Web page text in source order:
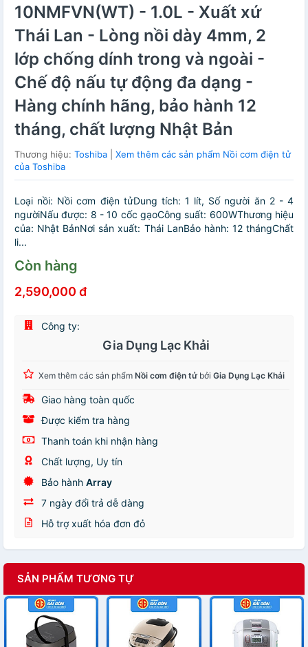
10NMFVN(WT) - 1.0L - Xuất xứ
Thái Lan - Lòng nồi dày 4mm, 2
lớp chống dính trong và ngoài -
Chế độ nấu tự động đa dạng -
Hàng chính hãng, bảo hành 12
tháng, chất lượng Nhật Bản
Thương hiệu: Toshiba
Xem thêm các sản phẩm Nồi cơm điện tử
của Toshiba
Loại nồi: Nồi cơm điện tửDung tích: 1 lít, Số người ăn 2 - 4
ngườiNấu được: 8 - 10 cốc gạoCông suất: 600WThương hiệu
của: Nhật BảnNơi sản xuất: Thái LanBảo hành: 12 thángChất
li...
Còn hàng
2,590,000 đ
Công ty:
Gia Dụng Lạc Khải
Xem thêm các sản phẩm Nồi cơm điện tửbởi Gia Dụng Lạc Khải
Giao hàng toàn quốc
Được kiểm tra hàng
Thanh toán khi nhận hàng
Chất lượng, Uy tín
Bảo hành Array
7 ngày đổi trả dễ dàng
Hỗ trợ xuất hóa đơn đỏ
SẢN PHẨM TƯƠNG TỰ